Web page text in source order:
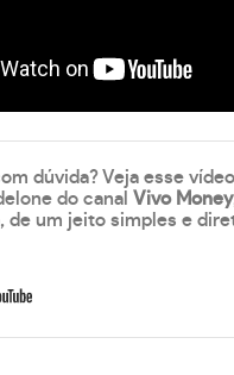
dúvida? Veja esse
do canalVivo Money
de um jeito simples e